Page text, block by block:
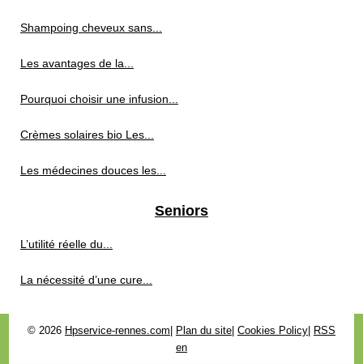
Shampoing cheveux sans...
Les avantages de la...
Pourquoi choisir une infusion...
Crèmes solaires bio Les...
Les médecines douces les...
Seniors
L’utilité réelle du...
La nécessité d’une cure...
© 2026 Hpservice-rennes.com Plan du site Cookies Policy RSS
en